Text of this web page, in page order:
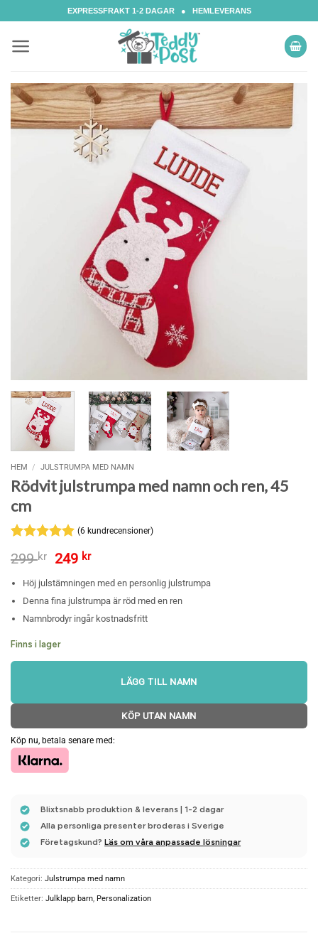
to
EXPRESSFRAKT 1-2 DAGAR ● HEMLEVERANS
HEM / JULSTRUMPA MED NAMN
Rödvit julstrumpa med namn och ren, 45
cm
Betygsatt
av 5
kundrecensioner
(6 kundrecensioner)
299kr
Det
priset
var:
299 kr.
249 krDet
priset
är:
249 kr.
Höj julstämningen med en personlig julstrumpa
Denna fina julstrumpa är röd med en ren
Namnbrodyr ingår kostnadsfritt
Finns i lager
LÄGG TILL NAMN
KÖP UTAN NAMN
Köp nu, betala senare med:
Blixtsnabb produktion & leverans | 1-2 dagar
Alla personliga presenter broderas i Sverige
Företagskund?Läs om våra anpassade lösningar
Kategori: Julstrumpa med namn
Etiketter: Julklapp barn, Personalization